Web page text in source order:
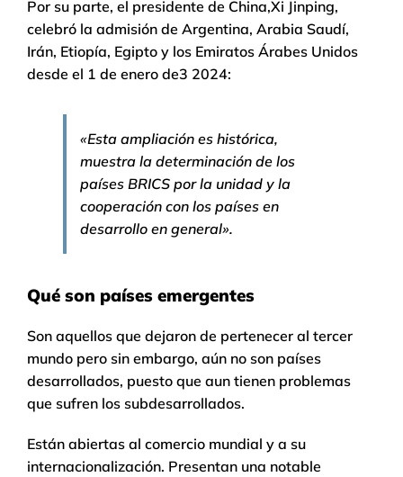
Por su parte, el presidente de China,Xi Jinping,
celebró la admisión de Argentina, Arabia Saudí,
Irán, Etiopía, Egipto y los Emiratos Árabes Unidos
desde el 1 de enero de3 2024:
«Esta ampliación es histórica,
muestra la determinación de los
países BRICS por la unidad y la
cooperación con los países en
desarrollo en general».
Qué son países emergentes
Son aquellos que dejaron de pertenecer al tercer
mundo pero sin embargo, aún no son países
desarrollados, puesto que aun tienen problemas
que sufren los subdesarrollados.
Están abiertas al comercio mundial y a su
internacionalización. Presentan una notable